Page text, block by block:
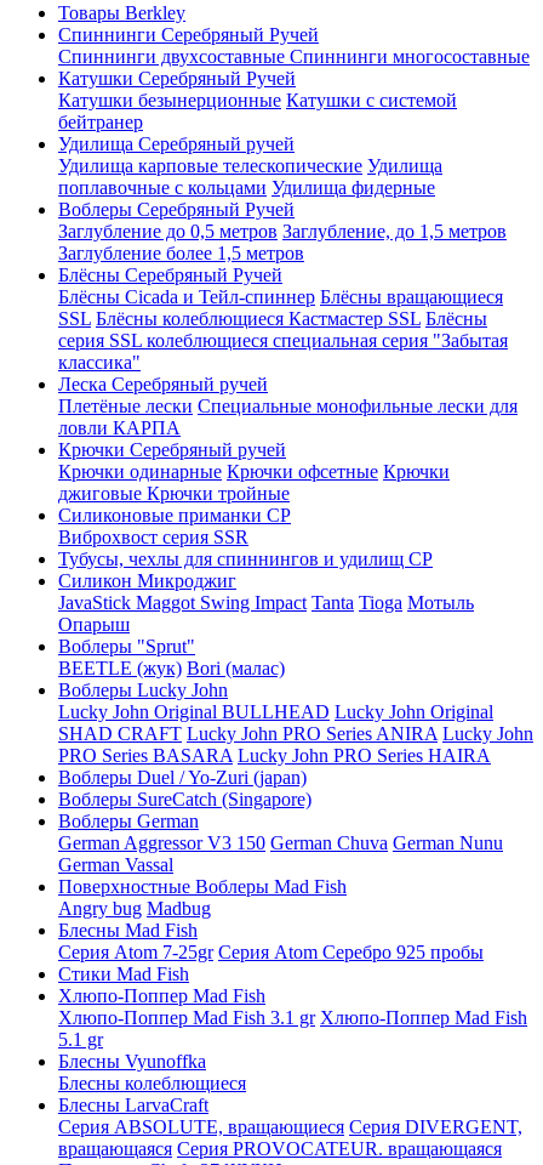
Товары Berkley
Спиннинги Серебряный Ручей
Спиннинги двухсоставные Спиннинги многосоставные
Катушки Серебряный Ручей
Катушки безынерционные Катушки с системой
бейтранер
Удилища Серебряный ручей
Удилища карповые телескопические Удилища
поплавочные с кольцами Удилища фидерные
Воблеры Серебряный Ручей
Заглубление до 0,5 метров Заглубление, до 1,5 метров
Заглубление более 1,5 метров
Блёсны Серебряный Ручей
Блёсны Cicada и Тейл-спиннер Блёсны вращающиеся
SSL Блёсны колеблющиеся Кастмастер SSL Блёсны
серия SSL колеблющиеся специальная серия "Забытая
классика"
Леска Серебряный ручей
Плетёные лески Специальные монофильные лески для
ловли КАРПА
Крючки Серебряный ручей
Крючки одинарные Крючки офсетные Крючки
джиговые Крючки тройные
Силиконовые приманки СР
Виброхвост серия SSR
Тубусы, чехлы для спиннингов и удилищ СР
Силикон Микроджиг
JavaStick Maggot Swing Impact Tanta Tioga Мотыль
Опарыш
Воблеры "Sprut"
BEETLE (жук) Bori (малас)
Воблеры Lucky John
Lucky John Original BULLHEAD Lucky John Original
SHAD CRAFT Lucky John PRO Series ANIRA Lucky John
PRO Series BASARA Lucky John PRO Series HAIRA
Воблеры Duel / Yo-Zuri (japan)
Воблеры SureCatch (Singapore)
Воблеры German
German Aggressor V3 150 German Chuva German Nunu
German Vassal
Поверхностные Воблеры Mad Fish
Angry bug Madbug
Блесны Mad Fish
Серия Atom 7-25gr Серия Atom Серебро 925 пробы
Стики Mad Fish
Хлюпо-Поппер Mad Fish
Хлюпо-Поппер Mad Fish 3.1 gr Хлюпо-Поппер Mad Fish
5.1 gr
Блесны Vyunoffka
Блесны колеблющиеся
Блесны LarvaCraft
Серия ABSOLUTE, вращающиеся Серия DIVERGENT,
вращающаяся Серия PROVOCATEUR. вращающаяся